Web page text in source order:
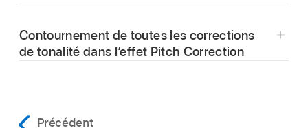
Notes.
Contournement de toutes les corrections
de tonalité dans l’effet Pitch Correction
Précédent